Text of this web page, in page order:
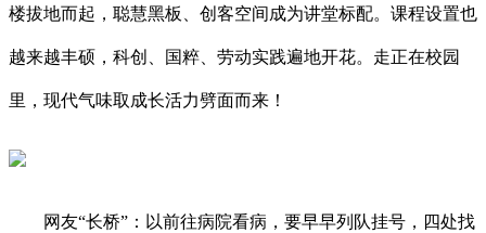
楼拔地而起，聪慧黑板、创客空间成为讲堂标配。课程设置也
越来越丰硕，科创、国粹、劳动实践遍地开花。走正在校园
里，现代气味取成长活力劈面而来！
网友“长桥”：以前往病院看病，要早早列队挂号，四处找